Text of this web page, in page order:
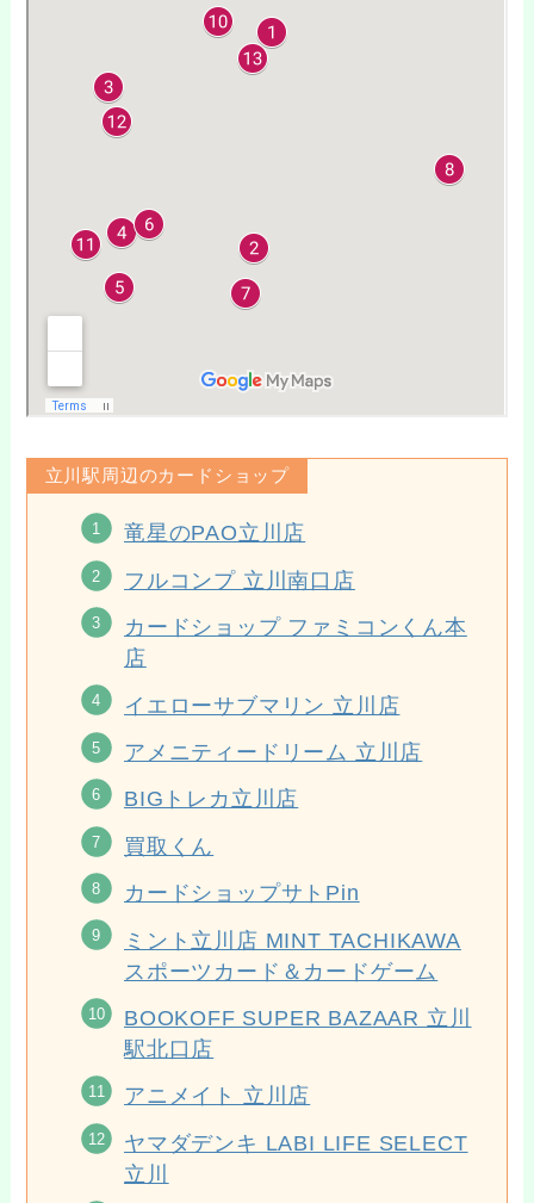
立川駅周辺のカードショップ
竜星のPAO立川店
フルコンプ 立川南口店
カードショップ ファミコンくん本
店
イエローサブマリン 立川店
アメニティードリーム 立川店
BIGトレカ立川店
買取くん
カードショップサトPin
ミント立川店 MINT TACHIKAWA
スポーツカード＆カードゲーム
BOOKOFF SUPER BAZAAR 立川
駅北口店
アニメイト 立川店
ヤマダデンキ LABI LIFE SELECT
立川